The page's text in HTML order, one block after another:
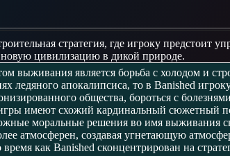
стратегия, где игроку предстоит
цивилизацию в дикой природе.
выживания является борьба с холодом и
ледяного апокалипсиса, то в Banished
общества, бороться с
имеют схожий кардинальный сюжетный
моральные решения во имя выживания
атмосферен, создавая угнетающую
как Banished сконцентрирован на